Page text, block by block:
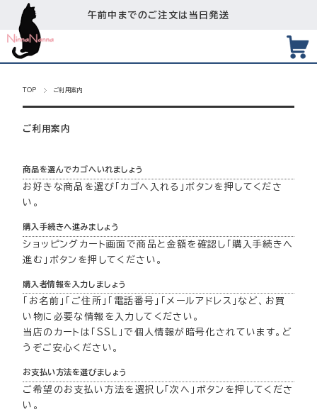
午前中までのご注文は当日発送
TOP ご利用案内
ご利用案内
商品を選んでカゴへいれましょう
お好きな商品を選び「カゴへ入れる」ボタンを押してくださ
い。
購入手続きへ進みましょう
ショッピングカート画面で商品と金額を確認し「購入手続きへ
進む」ボタンを押してください。
購入者情報を入力しましょう
「お名前」「ご住所」「電話番号」「メールアドレス」など、お買
い物に必要な情報を入力してください。
当店のカートは「SSL」で個人情報が暗号化されています。ど
うぞご安心ください。
お支払い方法を選びましょう
ご希望のお支払い方法を選択し「次へ」ボタンを押してくださ
い。